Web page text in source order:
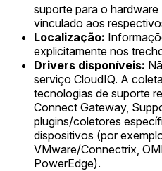
suporte para o
vinculado aos
Localização:
explicitamente nos
Drivers disponíveis:
serviço CloudIQ. A
tecnologias de suporte
Connect Gateway,
plugins/coletores
dispositivos (por
VMware/Connectrix,
PowerEdge).